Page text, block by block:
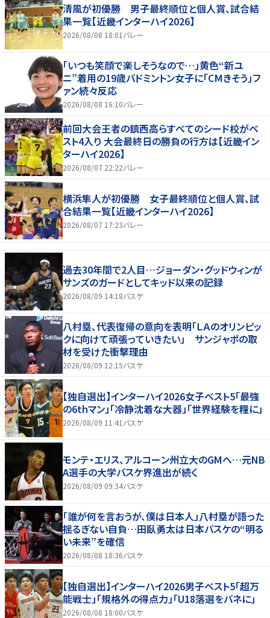
清風が初優勝 男子最終順位と個人賞、試合結
果一覧【近畿インターハイ2026】
2026/08/08 18:01 バレー
「いつも笑顔で楽しそうなので…」黄色“新ユ
ニ”着用の19歳バドミントン女子に「CMきそう」フ
ァン続々反応
2026/08/08 16:10バレー
前回大会王者の鎮西高らすべてのシード校がベ
スト4入り 大会最終日の勝負の行方は【近畿イン
ターハイ2026】
2026/08/07 22:22バレー
横浜隼人が初優勝 女子最終順位と個人賞、試
合結果一覧【近畿インターハイ2026】
2026/08/07 17:23バレー
過去30年間で2人目…ジョーダン・グッドウィンが
サンズのガードとしてキッド以来の記録
2026/08/09 14:18バスケ
八村塁、代表復帰の意向を表明「ＬＡのオリンピッ
クに向けて頑張っていきたい」 サンジャポの取
材を受けた衝撃理由
2026/08/09 12:15バスケ
【独自選出】インターハイ2026女子ベスト5「最強
の6thマン」「冷静沈着な大器」「世界経験を糧に」
2026/08/09 11:41 バスケ
モンテ・エリス、アルコーン州立大のGMへ…元NB
A選手の大学バスケ界進出が続く
2026/08/09 09:34バスケ
「誰が何を言おうが、僕は日本人」八村塁が語った
揺るぎない自負…田臥勇太は日本バスケの“明る
い未来”を確信
2026/08/08 18:36バスケ
【独自選出】インターハイ2026男子ベスト5「超万
能戦士」「規格外の得点力」「U18落選をバネに」
2026/08/08 18:00バスケ